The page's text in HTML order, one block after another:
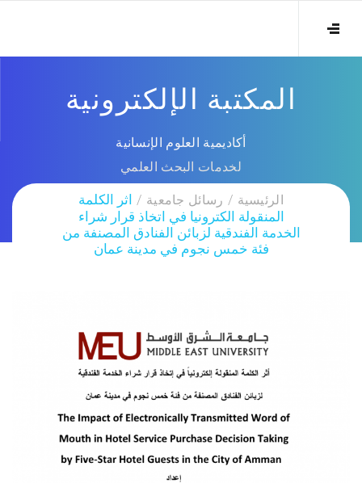
المكتبة الإلكترونية
أكاديمية العلوم الإنسانية
لخدمات البحث العلمي
الرئيسية رسائل جامعية
اثر الكلمة
المنقولة الكترونيا في اتخاذ قرار شراء
الخدمة الفندقية لزبائن الفنادق المصنفة من
فئة خمس نجوم في مدينة عمان